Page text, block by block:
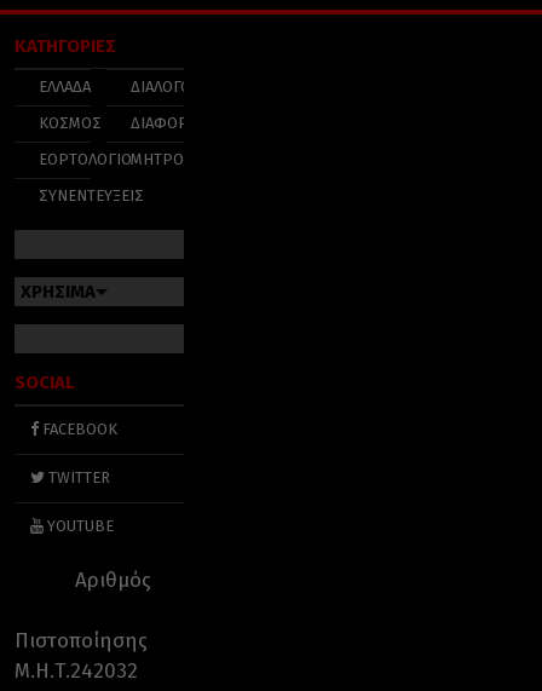
ΚΑΤΗΓΟΡΙΕΣ
ΕΛΛΑΔΑ
ΚΟΣΜΟΣ
ΕΟΡΤΟΛΟΓΙΟ
ΣΥΝΕΝΤΕΥΞΕΙΣ
ΔΙΑΛΟΓΟΣ
ΔΙΑΦΟΡΑ
ΜΗΤΡΟΠΟΛΕΙΣ
ΧΡΗΣΙΜΑ
SOCIAL
FACEBOOK
TWITTER
YOUTUBE
Αριθμός
Πιστοποίησης
Μ.Η.Τ.242032